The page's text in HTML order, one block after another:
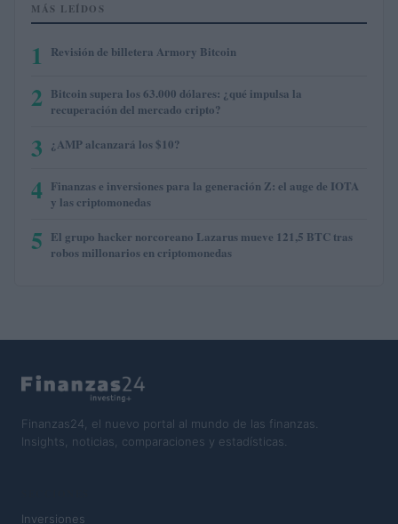
MÁS LEÍDOS
1 Revisión de billetera Armory Bitcoin
2 Bitcoin supera los 63.000 dólares: ¿qué impulsa la
recuperación del mercado cripto?
3 ¿AMP alcanzará los $10?
4 Finanzas e inversiones para la generación Z: el auge de IOTA
y las criptomonedas
5 El grupo hacker norcoreano Lazarus mueve 121,5 BTC tras
robos millonarios en criptomonedas
Finanzas24, el nuevo portal al mundo de las finanzas.
Insights, noticias, comparaciones y estadísticas.
Inversiones